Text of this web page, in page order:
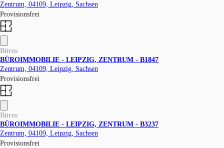
Zentrum, 04109, Leipzig, Sachsen
Provisionsfrei
Büros
BÜROIMMOBILIE - LEIPZIG, ZENTRUM - B1847
Zentrum, 04109, Leipzig, Sachsen
Provisionsfrei
Büros
BÜROIMMOBILIE - LEIPZIG, ZENTRUM - B3237
Zentrum, 04109, Leipzig, Sachsen
Provisionsfrei